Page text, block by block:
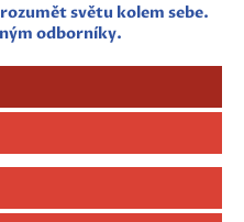
světu kolem sebe.
odborníky.